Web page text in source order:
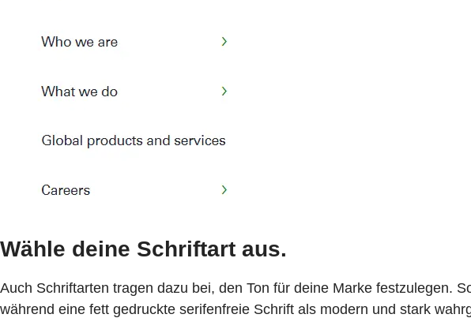
Wähle deine Schriftart aus.
Auch Schriftarten tragen dazu bei, den Ton für deine Marke festzulegen.
während eine fett gedruckte serifenfreie Schrift als modern und stark